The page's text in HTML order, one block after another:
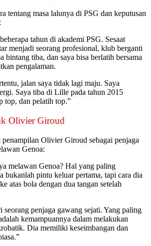
tentang masa lalunya di PSG dan keputusan
tahun di akademi PSG. Sesaat
menjadi seorang profesional, klub berganti
bintang tiba, dan saya bisa berlatih bersama
pengalaman.
jalan saya tidak lagi maju. Saya
Saya tiba di Lille pada tahun 2015
top, dan pelatih top.”
Olivier Giroud
Olivier Giroud sebagai penjaga
Genoa:
melawan Genoa? Hal yang paling
bukanlah pintu keluar pertama, tapi cara dia
atas bola dengan dua tangan setelah
seorang penjaga gawang sejati. Yang paling
kemampuannya dalam melakukan
Dia memiliki keseimbangan dan